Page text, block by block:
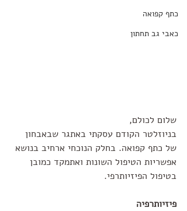
כתף קפואה
כאבי גב תחתון
שלום לכולם,
בניוזלטר הקודם עסקתי באתגר שבאבחון
של כתף קפואה. בחלק הנוכחי ארחיב בנושא
אפשריות הטיפול השונות ואתמקד כמובן
בטיפול הפיזיותרפי.
פיזיותרפיה